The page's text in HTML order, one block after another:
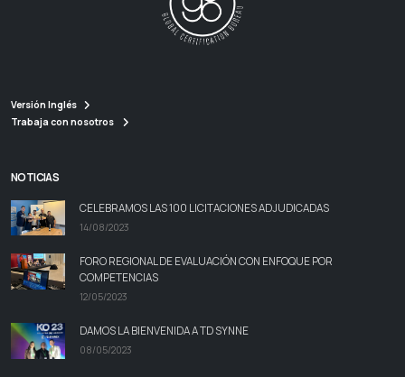
Versión Inglés
Trabaja con nosotros
NOTICIAS
CELEBRAMOS LAS 100 LICITACIONES ADJUDICADAS
14/08/2023
FORO REGIONAL DE EVALUACIÓN CON ENFOQUE POR
COMPETENCIAS
12/05/2023
DAMOS LA BIENVENIDA A TD SYNNE
08/05/2023